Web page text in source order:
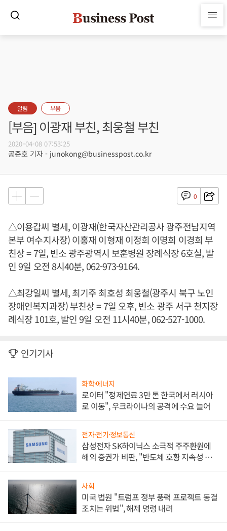
알림 부음
[부음] 이광재 부친, 최웅철 부친
2020-04-08 07:53:25
공준호 기자 - junokong@businesspost.co.kr
0
△이용갑씨 별세, 이광재(한국자산관리공사 광주전남지역
본부 여수지사장) 이홍재 이형재 이정희 이명희 이경희 부
친상 = 7일, 빈소 광주광역시 보훈병원 장례식장 6호실, 발
인 9일 오전 8시40분, 062-973-9164.
△최강일씨 별세, 최기주 최호성 최웅철(광주시 북구 노인
장애인복지과장) 부친상 = 7일 오후, 빈소 광주 서구 천지장
례식장 101호, 발인 9일 오전 11시40분, 062-527-1000.
인기기사
화학·에너지
로이터 "정제연료 3만 톤 한국에서 러시아
로 이동", 우크라이나의 공격에 수요 늘어
전자·전기·정보통신
삼성전자 SK하이닉스 소극적 주주환원에
해외 증권가 비판, "반도체 호황 지속성 의
사회
미국 법원 "트럼프 정부 풍력 프로젝트 동결
조치는 위법", 해제 명령 내려